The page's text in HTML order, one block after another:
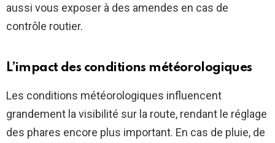
aussi vous exposer à des amendes en cas de
contrôle routier.
L’impact des conditions météorologiques
Les conditions météorologiques influencent
grandement la visibilité sur la route, rendant le réglage
des phares encore plus important. En cas de pluie, de